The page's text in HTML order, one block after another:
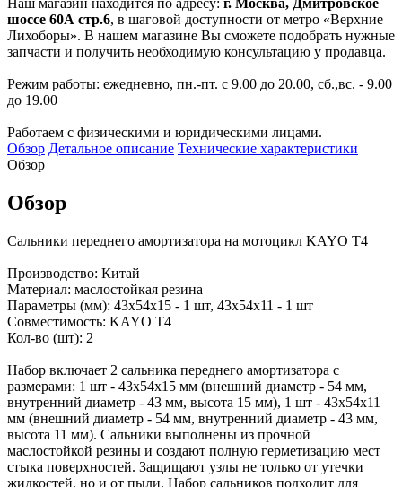
Наш магазин находится по адресу: г. Москва, Дмитровское
шоссе 60А стр.6, в шаговой доступности от метро «Верхние
Лихоборы». В нашем магазине Вы сможете подобрать нужные
запчасти и получить необходимую консультацию у продавца.
Режим работы: ежедневно, пн.-пт. с 9.00 до 20.00, сб.,вс. - 9.00
до 19.00
Работаем с физическими и юридическими лицами.
Обзор Детальное описание Технические характеристики
Обзор
Обзор
Сальники переднего амортизатора на мотоцикл KAYO T4
Производство: Китай
Материал: маслостойкая резина
Параметры (мм): 43х54х15 - 1 шт, 43х54х11 - 1 шт
Совместимость: KAYO T4
Кол-во (шт): 2
Набор включает 2 сальника переднего амортизатора с
размерами: 1 шт - 43х54х15 мм (внешний диаметр - 54 мм,
внутренний диаметр - 43 мм, высота 15 мм), 1 шт - 43х54х11
мм (внешний диаметр - 54 мм, внутренний диаметр - 43 мм,
высота 11 мм). Сальники выполнены из прочной
маслостойкой резины и создают полную герметизацию мест
стыка поверхностей. Защищают узлы не только от утечки
жидкостей, но и от пыли. Набор сальников подходит для